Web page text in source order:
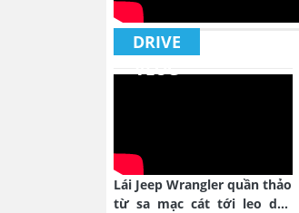
DRIVE
VLOG
Lái Jeep Wrangler quần thảo
từ sa mạc cát tới leo dốc